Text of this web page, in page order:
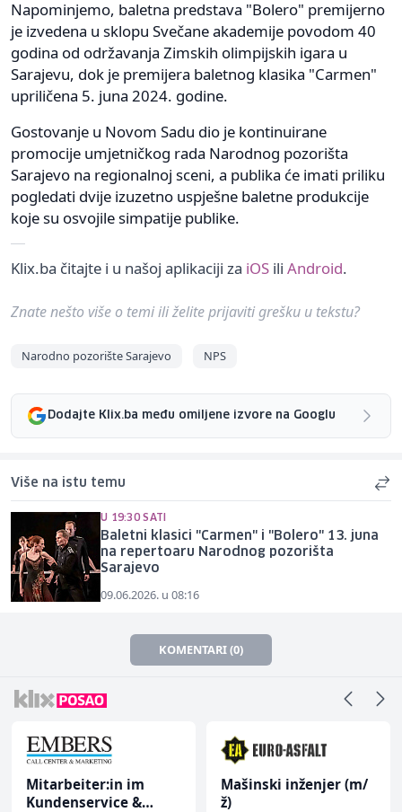
Napominjemo, baletna predstava "Bolero" premijerno
je izvedena u sklopu Svečane akademije povodom 40
godina od održavanja Zimskih olimpijskih igara u
Sarajevu, dok je premijera baletnog klasika "Carmen"
upriličena 5. juna 2024. godine.
Gostovanje u Novom Sadu dio je kontinuirane
promocije umjetničkog rada Narodnog pozorišta
Sarajevo na regionalnoj sceni, a publika će imati priliku
pogledati dvije izuzetno uspješne baletne produkcije
koje su osvojile simpatije publike.
Klix.ba čitajte i u našoj aplikaciji za iOS ili Android.
Znate nešto više o temi ili želite prijaviti grešku u tekstu?
Narodno pozorište Sarajevo NPS
Dodajte Klix.ba među omiljene izvore na Googlu
Više na istu temu
U 19:30 SATI
Baletni klasici "Carmen" i "Bolero" 13. juna
na repertoaru Narodnog pozorišta
Sarajevo
09.06.2026. u 08:16
KOMENTARI (0)
Mitarbeiter:in im
Kundenservice &
Mašinski inženjer (m/
ž)